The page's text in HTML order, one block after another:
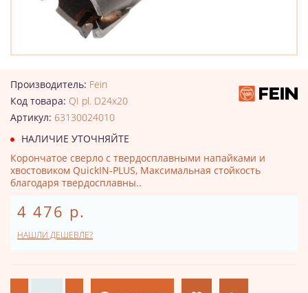
Производитель: Fein
Код товара: QI pl. D24x20
Артикул: 63130024010
НАЛИЧИЕ УТОЧНЯЙТЕ
Корончатое сверло с твердосплавными напайками и
хвостовиком QuickIN-PLUS, Максимальная стойкость
благодаря твердосплавны..
4 476 р.
НАШЛИ ДЕШЕВЛЕ?